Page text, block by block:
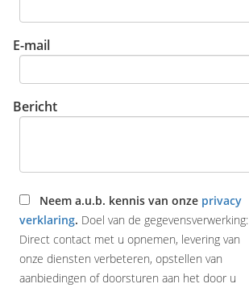
E-mail
Bericht
Neem a.u.b. kennis van onze privacy
verklaring. Doel van de gegevensverwerking:
Direct contact met u opnemen, levering van
onze diensten verbeteren, opstellen van
aanbiedingen of doorsturen aan het door u